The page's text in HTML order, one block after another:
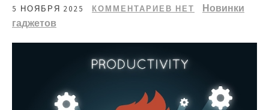
5 НОЯБРЯ 2025 КОММЕНТАРИЕВ НЕТ
Новинки
гаджетов